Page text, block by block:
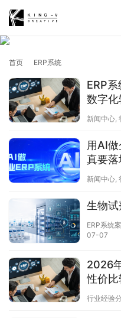
首页 ERP系统
ERP
数字化
新闻中心,
用AI做
真要
定制
新闻中心,
生物试
ERP系统
07-07
2026
性价
行业经验